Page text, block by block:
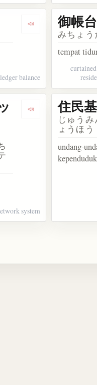
Dengarkan kosakata
ledger balance
御帳台
みちょう
tempat
ド Dengarkan
system
住民
じゅう
ょうほう
undang-